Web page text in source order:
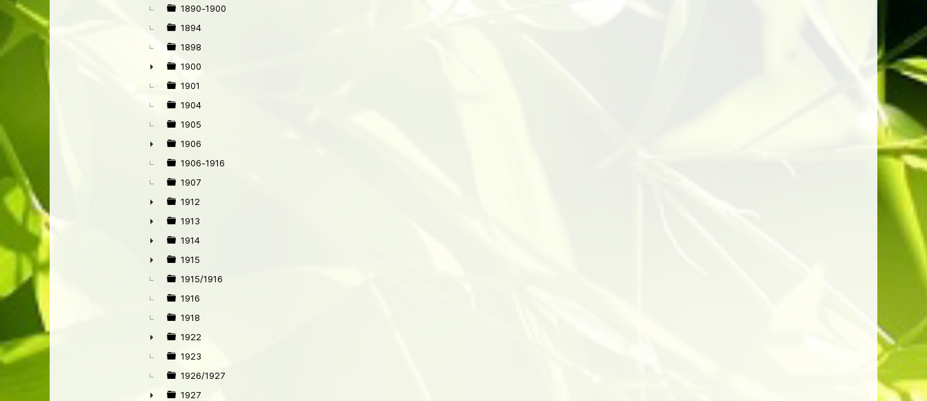
1890-1900
1894
1898
►
1900
1901
1904
1905
►
1906
1906-1916
1907
►
1912
►
1913
►
1914
►
1915
1915/1916
1916
1918
►
1922
1923
1926/1927
1927